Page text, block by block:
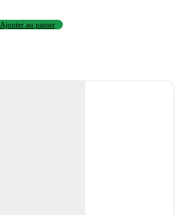
Ajouter au panier